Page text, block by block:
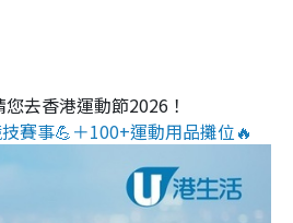
您去香港運動節2026！
賽事💪＋100+運動用品攤位🔥